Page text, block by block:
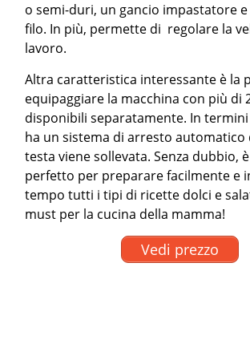
o semi-duri, un gancio impastatore
filo. In più, permette di regolare la
lavoro.
Altra caratteristica interessante è la
equipaggiare la macchina con più di
disponibili separatamente. In termini
ha un sistema di arresto automatico
testa viene sollevata. Senza dubbio,
perfetto per preparare facilmente e
tempo tutti i tipi di ricette dolci e
must per la cucina della mamma!
Vedi prezzo